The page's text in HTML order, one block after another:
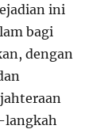
ini
bagi
dengan
langkah